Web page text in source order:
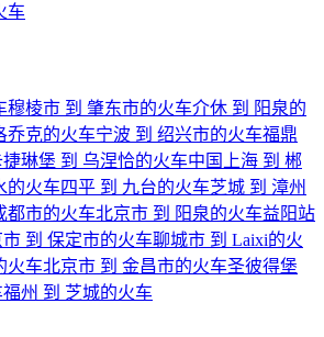
车
穆棱市 到 肇东市的火车介休 到 阳泉的
乔克的火车宁波 到 绍兴市的火车福鼎
捷琳堡 到 乌涅恰的火车中国上海 到 郴
的火车四平 到 九台的火车芝城 到 漳州
都市的火车北京市 到 阳泉的火车益阳站
到 保定市的火车聊城市 到 Laixi的火
火车北京市 到 金昌市的火车圣彼得堡
福州 到 芝城的火车